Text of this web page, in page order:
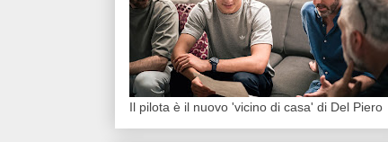
Il pilota è il nuovo 'vicino di casa' di Del Piero